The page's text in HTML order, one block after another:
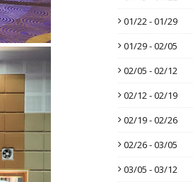
01/22 - 01/29
01/29 - 02/05
02/05 - 02/12
02/12 - 02/19
02/19 - 02/26
02/26 - 03/05
03/05 - 03/12